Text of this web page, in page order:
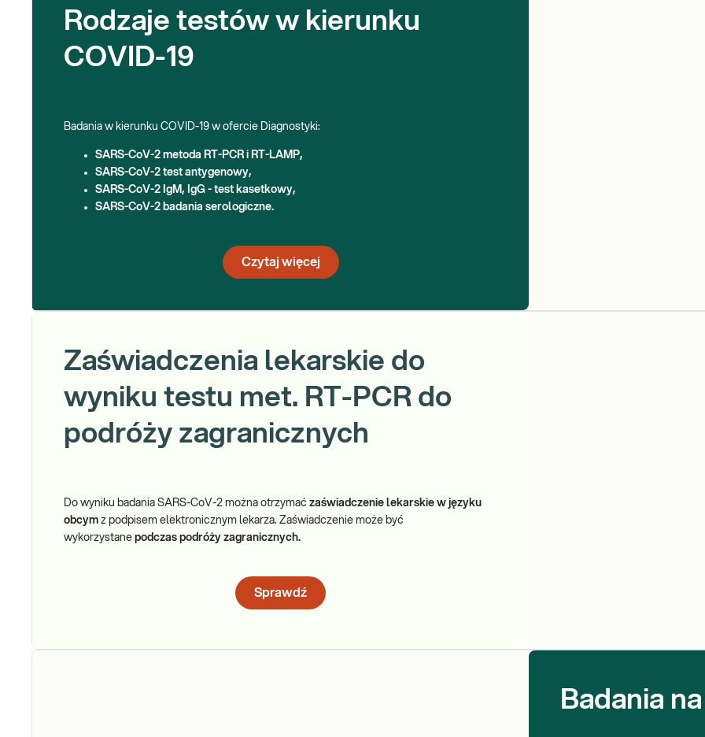
Rodzaje testów w kierunku
COVID-19
Badania w kierunku COVID-19 w ofercie Diagnostyki:
SARS-CoV-2 metoda RT-PCR i RT-LAMP,
SARS-CoV-2 test antygenowy,
SARS-CoV-2 IgM, IgG - test kasetkowy,
SARS-CoV-2 badania serologiczne.
Czytaj więcej
Zaświadczenia lekarskie do
wyniku testu met. RT-PCR do
podróży zagranicznych
Do wyniku badania SARS-CoV-2 można otrzymać zaświadczenie lekarskie w języku
obcym z podpisem elektronicznym lekarza. Zaświadczenie może być
wykorzystane podczas podróży zagranicznych.
Sprawdź
Badania